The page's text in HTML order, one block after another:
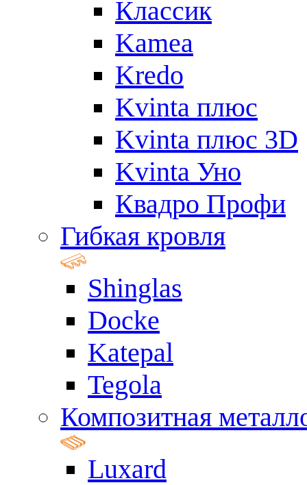
Классик
Kamea
Kredo
Kvinta плюс
Kvinta плюс 3D
Kvinta Уно
Квадро Профи
Гибкая кровля
Shinglas
Docke
Katepal
Tegola
Композитная
Luxard